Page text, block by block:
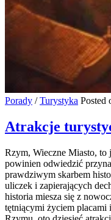
Porady /Turystyka Posted
Atrakcje
Rzym, Wieczne Miasto, to
powinien odwiedzić
prawdziwym skarbem
uliczek i zapierających
historia miesza się z
tętniącymi życiem